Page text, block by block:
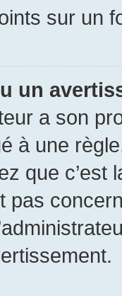
sur un
un
a son
à une
que c’est
pas